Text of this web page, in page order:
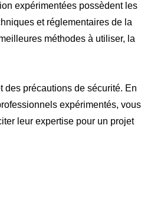
expérimentées possèdent les
et réglementaires de la
méthodes à utiliser, la
des précautions de sécurité. En
expérimentés, vous
leur expertise pour un projet